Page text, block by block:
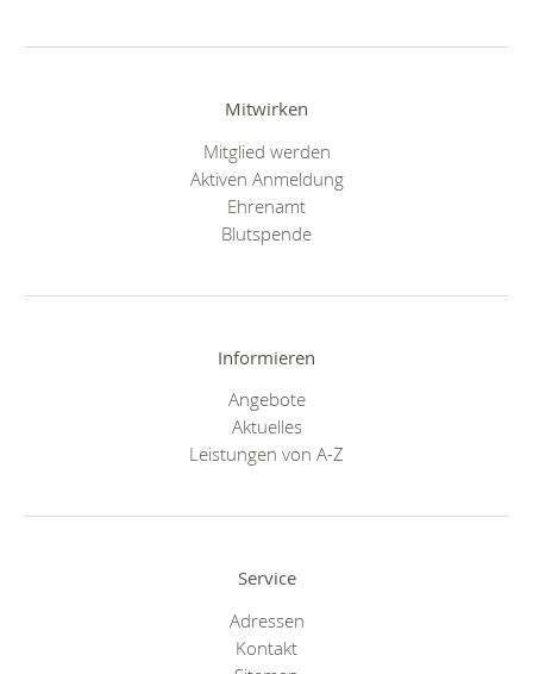
Mitwirken
Mitglied werden
Aktiven Anmeldung
Ehrenamt
Blutspende
Informieren
Angebote
Aktuelles
Leistungen von A-Z
Service
Adressen
Kontakt